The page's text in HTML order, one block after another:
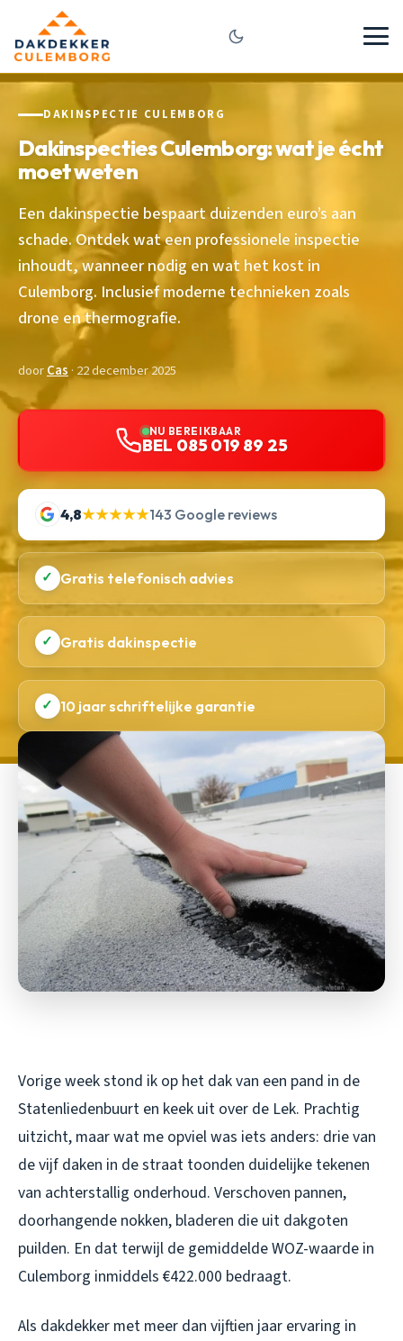
DAKINSPECTIE CULEMBORG
Dakinspecties Culemborg: wat je écht
moet weten
Een dakinspectie bespaart duizenden euro’s aan
schade. Ontdek wat een professionele inspectie
inhoudt, wanneer nodig en wat het kost in
Culemborg. Inclusief moderne technieken zoals
drone en thermografie.
doorCas · 22 december 2025
NU BEREIKBAAR
BEL 085 019 89 25
4,8★★★★★143 Google reviews
✓ Gratis telefonisch advies
✓ Gratis dakinspectie
✓ 10 jaar schriftelijke garantie
Vorige week stond ik op het dak van een pand in de
Statenliedenbuurt en keek uit over de Lek. Prachtig
uitzicht, maar wat me opviel was iets anders: drie van
de vijf daken in de straat toonden duidelijke tekenen
van achterstallig onderhoud. Verschoven pannen,
doorhangende nokken, bladeren die uit dakgoten
puilden. En dat terwijl de gemiddelde WOZ-waarde in
Culemborg inmiddels €422.000 bedraagt.
Als dakdekker met meer dan vijftien jaar ervaring in